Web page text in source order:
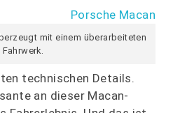
mit einem überarbeiteten
Fahrwerk.
technischen Details.
an dieser Macan-